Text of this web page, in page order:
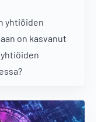
yhtiöiden
on kasvanut